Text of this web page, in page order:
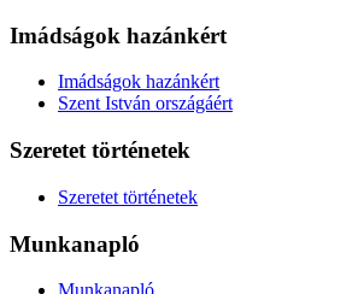
Imádságok hazánkért
Imádságok hazánkért
Szent István országáért
Szeretet történetek
Szeretet történetek
Munkanapló